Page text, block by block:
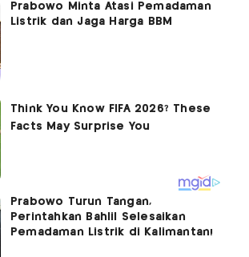
Prabowo Minta Atasi Pemadaman
Listrik dan Jaga Harga BBM
Prabowo Turun Tangan,
Perintahkan Bahlil Selesaikan
Pemadaman Listrik di Kalimantan!